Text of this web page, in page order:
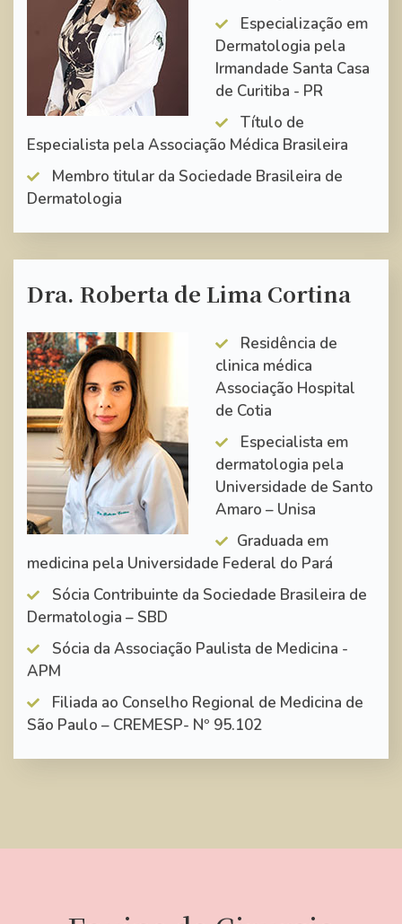
Especialização em
Dermatologia pela
Irmandade Santa Casa
de Curitiba - PR
Título de
Especialista pela Associação Médica Brasileira
Membro titular da Sociedade Brasileira de
Dermatologia
Dra. Roberta de Lima Cortina
Residência de
clinica médica
Associação Hospital
de Cotia
Especialista em
dermatologia pela
Universidade de Santo
Amaro – Unisa
Graduada em
medicina pela Universidade Federal do Pará
Sócia Contribuinte da Sociedade Brasileira de
Dermatologia – SBD
Sócia da Associação Paulista de Medicina -
APM
Filiada ao Conselho Regional de Medicina de
São Paulo – CREMESP- Nº 95.102